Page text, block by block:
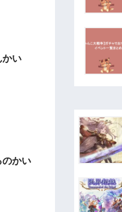
かい
のかい